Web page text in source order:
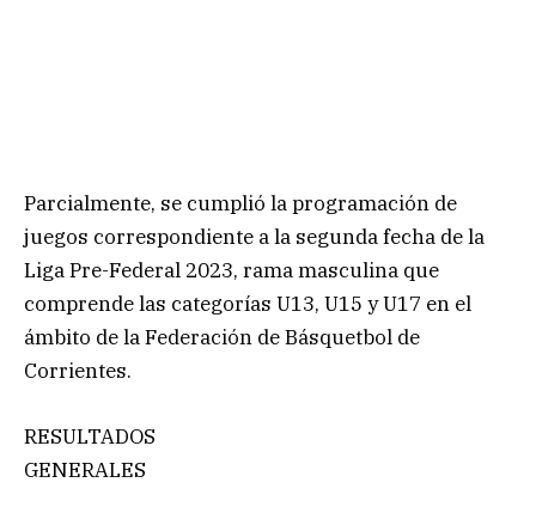
Parcialmente, se cumplió la programación de
juegos correspondiente a la segunda fecha de la
Liga Pre-Federal 2023, rama masculina que
comprende las categorías U13, U15 y U17 en el
ámbito de la Federación de Básquetbol de
Corrientes.
RESULTADOS
GENERALES